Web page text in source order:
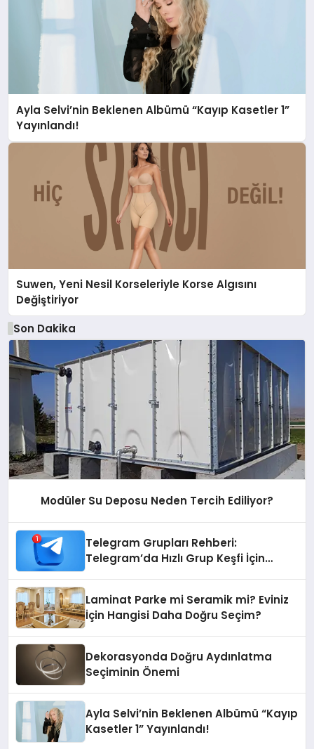
Ayla Selvi’nin Beklenen Albümü “Kayıp Kasetler 1”
Yayınlandı!
Suwen, Yeni Nesil Korseleriyle Korse Algısını
Değiştiriyor
Son Dakika
Modüler Su Deposu Neden Tercih Ediliyor?
Telegram Grupları Rehberi:
Telegram’da Hızlı Grup Keşfi İçin
Laminat Parke mi Seramik mi? Eviniz
İçin Hangisi Daha Doğru Seçim?
Dekorasyonda Doğru Aydınlatma
Seçiminin Önemi
Ayla Selvi’nin Beklenen Albümü “Kayıp
Kasetler 1” Yayınlandı!